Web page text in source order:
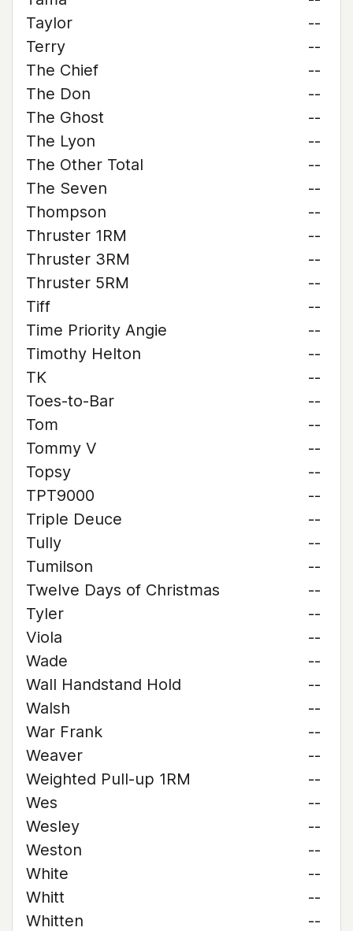
Taylor
--
Terry
--
The Chief
--
The Don
--
The Ghost
--
The Lyon
--
The Other Total
--
The Seven
--
Thompson
--
Thruster 1RM
--
Thruster 3RM
--
Thruster 5RM
--
Tiff
--
Time Priority Angie
--
Timothy Helton
--
TK
--
Toes-to-Bar
--
Tom
--
Tommy V
--
Topsy
--
TPT9000
--
Triple Deuce
--
Tully
--
Tumilson
--
Twelve Days of Christmas
--
Tyler
--
Viola
--
Wade
--
Wall Handstand Hold
--
Walsh
--
War Frank
--
Weaver
--
Weighted Pull-up 1RM
--
Wes
--
Wesley
--
Weston
--
White
--
Whitt
--
Whitten
--